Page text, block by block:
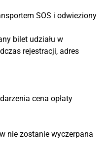
SOS i odwieziony
bilet udziału w
rejestracji, adres
cena opłaty
nie zostanie wyczerpana